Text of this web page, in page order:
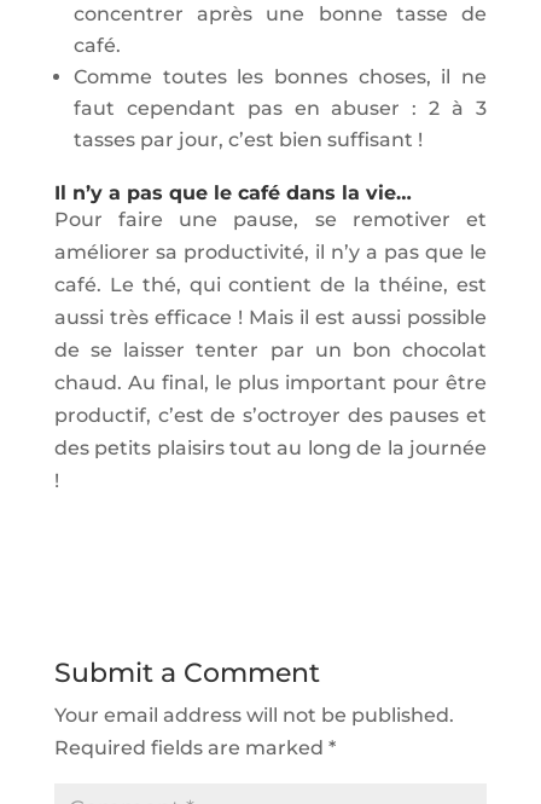
concentrer après une bonne tasse de
café.
Comme toutes les bonnes choses, il ne
faut cependant pas en abuser : 2 à 3
tasses par jour, c’est bien suffisant !
Il n’y a pas que le café dans la vie…
Pour faire une pause, se remotiver et
améliorer sa productivité, il n’y a pas que le
café. Le thé, qui contient de la théine, est
aussi très efficace ! Mais il est aussi possible
de se laisser tenter par un bon chocolat
chaud. Au final, le plus important pour être
productif, c’est de s’octroyer des pauses et
des petits plaisirs tout au long de la journée
!
Submit a Comment
Your email address will not be published.
Required fields are marked *